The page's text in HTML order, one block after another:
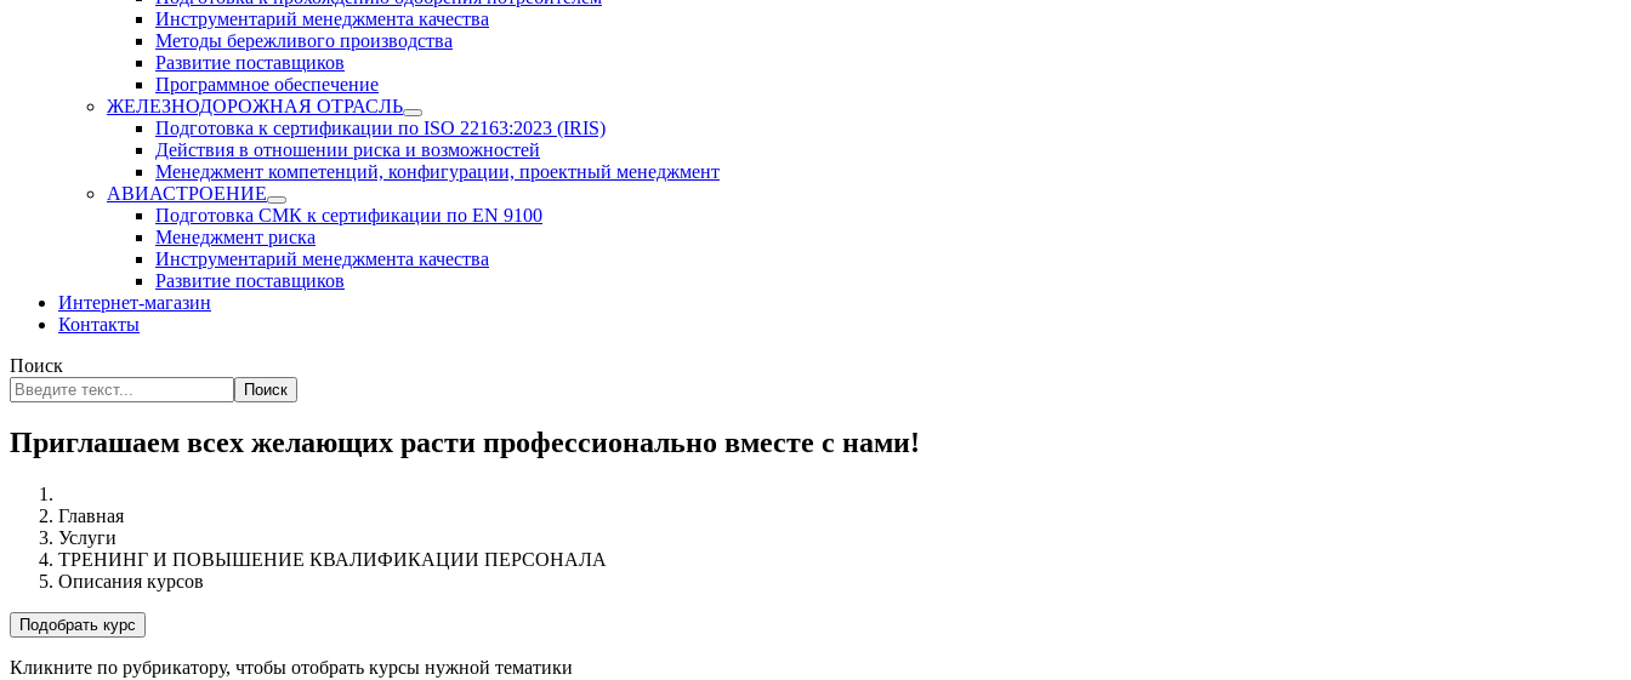
Инструментарий менеджмента качества
Методы бережливого производства
Развитие поставщиков
Программное обеспечение
ЖЕЛЕЗНОДОРОЖНАЯ ОТРАСЛЬ
Подготовка к сертификации по ISO 22163:2023 (IRIS)
Действия в отношении риска и возможностей
Менеджмент компетенций, конфигурации, проектный менеджмент
АВИАСТРОЕНИЕ
Подготовка СМК к сертификации по EN 9100
Менеджмент риска
Инструментарий менеджмента качества
Развитие поставщиков
Интернет-магазин
Контакты
Поиск
Поиск
Приглашаем всех желающих расти профессионально вместе с нами!
Главная
Услуги
ТРЕНИНГ И ПОВЫШЕНИЕ КВАЛИФИКАЦИИ ПЕРСОНАЛА
Описания курсов
Подобрать курс
Кликните по рубрикатору, чтобы отобрать курсы нужной тематики